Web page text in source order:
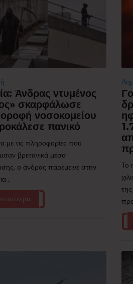
Άνδρας ντυμένος
σκαρφάλωσε
νοσοκομείου
πανικό
με τις πληροφορίες που
βρετανικά μέσα
ο άνδρας παρέμεινε στην
Το